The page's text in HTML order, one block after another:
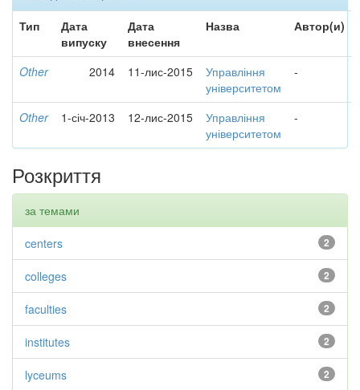
Тип
Дата
випуску
Дата
внесення
Назва Автор(и)
Other 2014 11-лис-2015
Управління
університетом
-
Other 1-січ-2013 12-лис-2015
Управління
університетом
-
Розкриття
за темами
2
centers
2
colleges
2
faculties
2
institutes
2
lyceums